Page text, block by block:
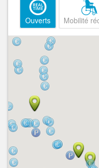
Ouverts Mobilité